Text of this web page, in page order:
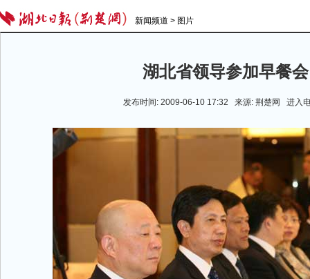
新闻频道 > 图片
湖北省领导参加早餐会
发布时间: 2009-06-10 17:32 来源: 荆楚网 进入